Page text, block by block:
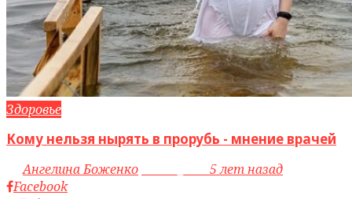
Здоровье
Кому нельзя нырять в прорубь - мнение врачей
byАнгелина Боженко
5 лет назад
Facebook